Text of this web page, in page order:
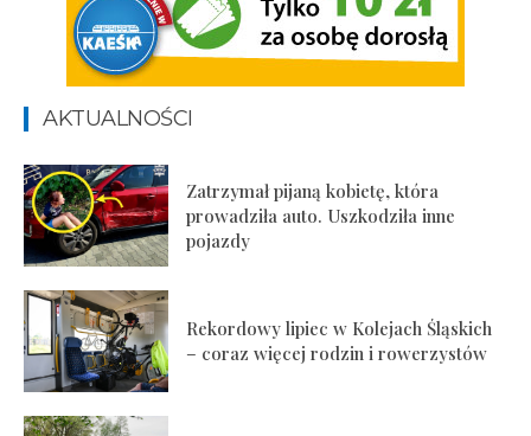
AKTUALNOŚCI
Zatrzymał pijaną kobietę, która
prowadziła auto. Uszkodziła inne
pojazdy
Rekordowy lipiec w Kolejach Śląskich
– coraz więcej rodzin i rowerzystów